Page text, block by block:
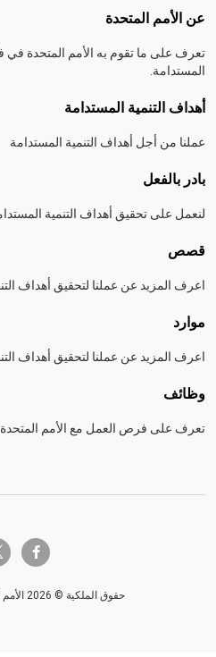
Footer menu
عن الأمم المتحدة
تعرف على ما تقوم به الأمم المتحدة في
المستدامة.
أهداف التنمية المستدامة
عملنا من أجل أهداف التنمية المستدامة
بادر بالفعل
لنعمل على تحقيق أهداف التنمية
قصص
اعرف المزيد عن عملنا لتحقيق أهداف
موارد
اعرف المزيد عن عملنا لتحقيق أهداف
وظائف
تعرف على فرص العمل مع الأمم
f
x
حقوق الملكية © 2026 الأمم المتحدة في فلسطين